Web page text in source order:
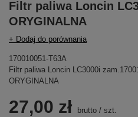
Filtr paliwa Loncin
ORYGINALNA
+ Dodaj do porównania
170010051-T63A
Filtr paliwa Loncin LC3000i
ORYGINALNA
27,00 zł brutto / szt.